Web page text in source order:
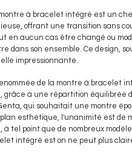
à bracelet intégré est un
offrant une transition sans
en aucun cas être changé ou
son ensemble. Ce design,
impressionnante.
de la montre à bracelet
à une répartition équilibrée
qui souhaitait une montre
esthétique, l'unanimité est de
tel point que de nombreux
intégré est on ne peut plus